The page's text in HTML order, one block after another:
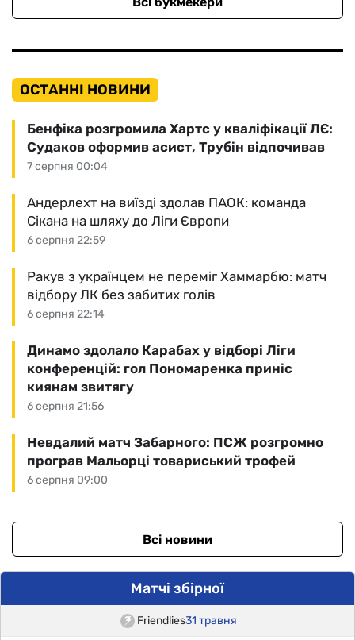
ОСТАННІ НОВИНИ
7 серпня 00:04
Бенфіка розгромила Хартс у кваліфікації ЛЄ:
Судаков оформив асист, Трубін відпочивав
6 серпня 22:59
Андерлехт на виїзді здолав ПАОК: команда
Сікана на шляху до Ліги Європи
6 серпня 22:14
Ракув з українцем не переміг Хаммарбю: матч
відбору ЛК без забитих голів
6 серпня 21:56
Динамо здолало Карабах у відборі Ліги
конференцій: гол Пономаренка приніс
киянам звитягу
6 серпня 09:00
Невдалий матч Забарного: ПСЖ розгромно
програв Мальорці товариський трофей
Всі новини
Матчі збірної
Friendlies31 травня